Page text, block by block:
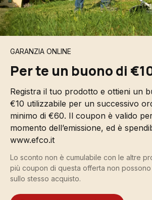
GARANZIA ONLINE
Per te un buono di
Registra il tuo prodotto e ottieni un
€10 utilizzabile per un successivo
minimo di €60. Il coupon è valido
momento dell’emissione, ed è
www.efco.it
Lo sconto non è cumulabile con le altre
più coupon di questa offerta non
sullo stesso acquisto.